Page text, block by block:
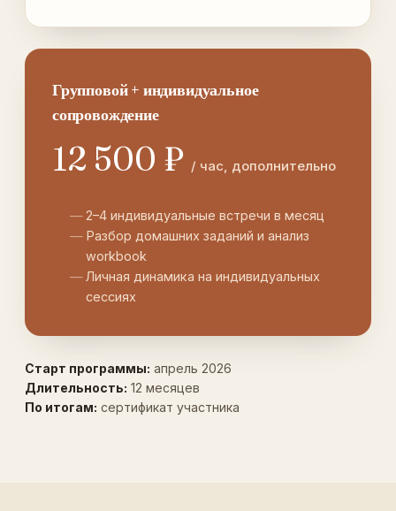
Групповой + индивидуальное
сопровождение
12 500 ₽ / час, дополнительно
2–4 индивидуальные встречи в месяц
Разбор домашних заданий и анализ
workbook
Личная динамика на индивидуальных
сессиях
Старт программы: апрель 2026
Длительность: 12 месяцев
По итогам: сертификат участника